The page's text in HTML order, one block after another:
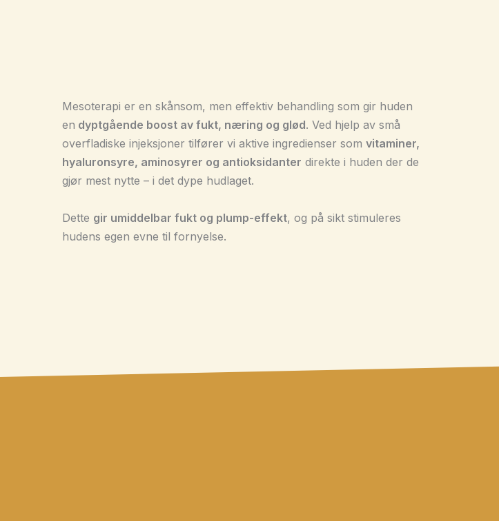
Mesoterapi er en skånsom, men effektiv behandling som gir huden
en dyptgående boost av fukt, næring og glød. Ved hjelp av små
overfladiske injeksjoner tilfører vi aktive ingredienser somvitaminer,
hyaluronsyre, aminosyrer og antioksidanter direkte i huden der de
gjør mest nytte – i det dype hudlaget.
Dette gir umiddelbar fukt og plump-effekt, og på sikt stimuleres
hudens egen evne til fornyelse.